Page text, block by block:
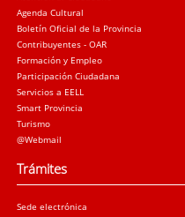
Agenda Cultural
Boletín Oficial de la Provincia
Contribuyentes - OAR
Formación y Empleo
Participación Ciudadana
Servicios a EELL
Smart Provincia
Turismo
@Webmail
Trámites
Sede electrónica